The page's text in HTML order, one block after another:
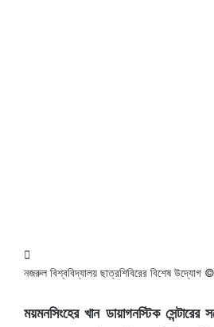
নজরুল বিশ্ববিদ্যালয় ছাত্রশিবিরের বিশেষ উদ্যোগ
ময়মনসিংহের খান ডায়াগনস্টিক সেন্টারের